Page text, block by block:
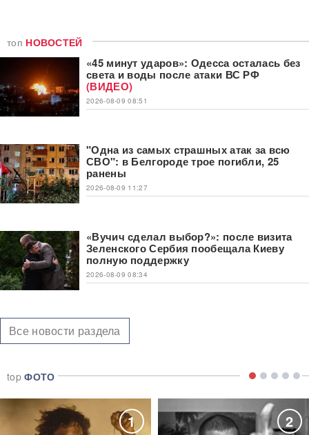
топ НОВОСТЕЙ
«45 минут ударов»: Одесса осталась без
света и воды после атаки ВС РФ
(ВИДЕО)
2026-08-09 08:51
"Одна из самых страшных атак за всю
СВО": в Белгороде трое погибли, 25
ранены
2026-08-09 11:27
«Вучич сделал выбор?»: после визита
Зеленского Сербия пообещала Киеву
полную поддержку
2026-08-09 08:34
Все новости раздела
topФОТО
1 2